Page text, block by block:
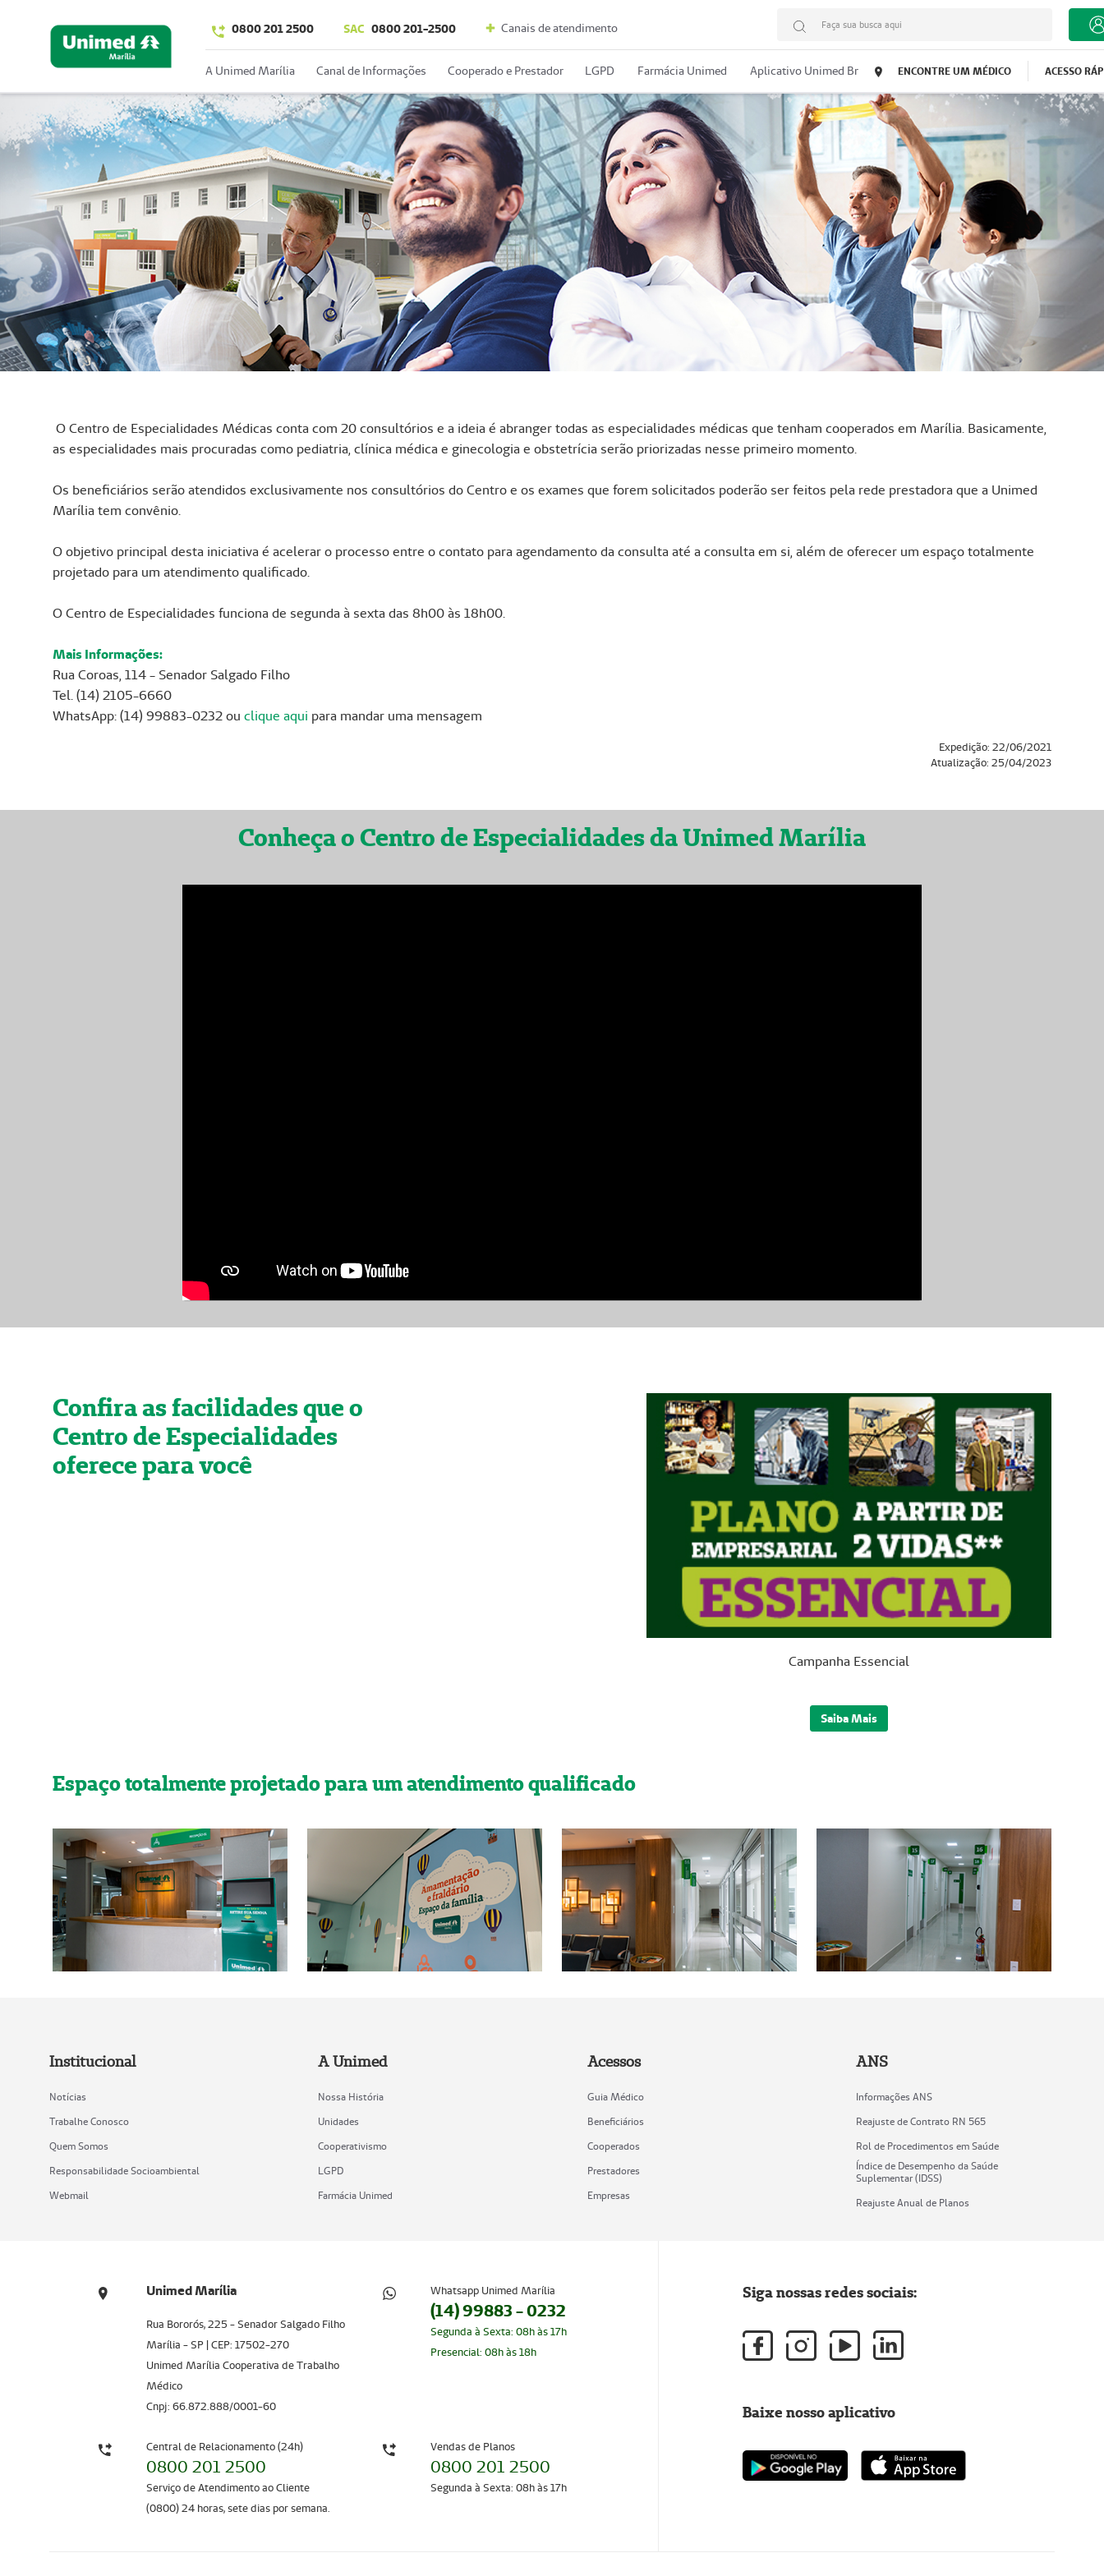
0800 201 2500 SAC 0800 201-2500 Canais de atendimento Faça sua busca aqui
A Unimed Marília Canal de Informações Cooperado e Prestador LGPD Farmácia Unimed Aplicativo Unimed Br ENCONTRE UM MÉDICO ACESSO
O Centro de Especialidades Médicas conta com 20 consultórios e a ideia é abranger todas as especialidades médicas que tenham cooperados em Marília. Basicamente,
as especialidades mais procuradas como pediatria, clínica médica e ginecologia e obstetrícia serão priorizadas nesse primeiro momento.
Os beneficiários serão atendidos exclusivamente nos consultórios do Centro e os exames que forem solicitados poderão ser feitos pela rede prestadora que a Unimed
Marília tem convênio.
O objetivo principal desta iniciativa é acelerar o processo entre o contato para agendamento da consulta até a consulta em si, além de oferecer um espaço totalmente
projetado para um atendimento qualificado.
O Centro de Especialidades funciona de segunda à sexta das 8h00 às 18h00.
Mais Informações:
Rua Coroas, 114 - Senador Salgado Filho
Tel. (14) 2105-6660
WhatsApp: (14) 99883-0232 ou clique aqui para mandar uma mensagem
Expedição: 22/06/2021
Atualização: 25/04/2023
Conheça o Centro de Especialidades da Unimed Marília
Confira as facilidades que o
Centro de Especialidades
oferece para você
Campanha Essencial
Saiba Mais
Espaço totalmente projetado para um atendimento qualificado
Institucional
Notícias
Trabalhe Conosco
Quem Somos
Responsabilidade Socioambiental
Webmail
A Unimed
Nossa História
Unidades
Cooperativismo
LGPD
Farmácia Unimed
Acessos
Guia Médico
Beneficiários
Cooperados
Prestadores
Empresas
ANS
Informações ANS
Reajuste de Contrato RN 565
Rol de Procedimentos em Saúde
Índice de Desempenho da Saúde
Suplementar (IDSS)
Reajuste Anual de Planos
Unimed Marília
Rua Bororós, 225 - Senador Salgado Filho
Marília - SP | CEP: 17502-270
Unimed Marília Cooperativa de Trabalho
Médico
Cnpj: 66.872.888/0001-60
Whatsapp Unimed Marília
(14) 99883 - 0232
Segunda à Sexta: 08h às 17h
Presencial: 08h às 18h
Central de Relacionamento (24h)
0800 201 2500
Serviço de Atendimento ao Cliente
(0800) 24 horas, sete dias por semana.
Vendas de Planos
0800 201 2500
Segunda à Sexta: 08h às 17h
Siga nossas redes sociais:
Baixe nosso aplicativo